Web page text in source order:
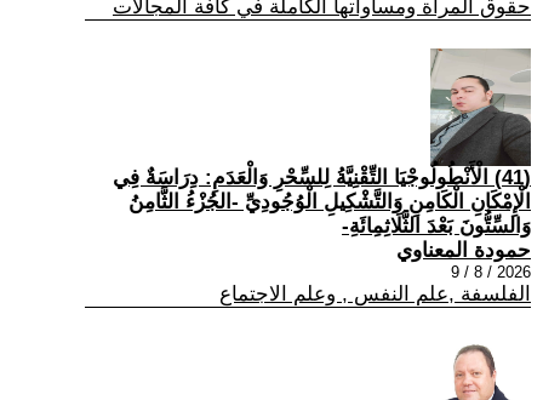
حقوق المراة ومساواتها الكاملة في كافة المجالات
(41) الْأَنْطُولُوجْيَا التِّقْنِيَّةُ لِلسِّحْرِ وَالْعَدَمِ: دِرَاسَةٌ فِي
الْإِمْكَانِ الْكَامِنِ وَالتَّشْكِيلِ الْوُجُودِيِّ -الجُزْءُ الثَّامِنُ
وَالسِّتُّونَ بَعْدَ الثَّلَاثِمِائَةِ-
حمودة المعناوي
2026 / 8 / 9
الفلسفة ,علم النفس , وعلم الاجتماع